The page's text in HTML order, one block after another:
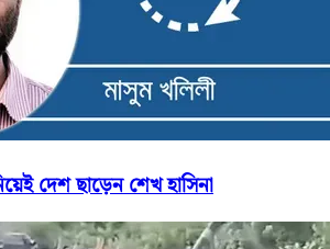
দেশ ছাড়েন শেখ হাসিনা